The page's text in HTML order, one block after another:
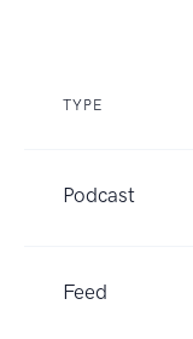
TYPE
Podcast
Feed